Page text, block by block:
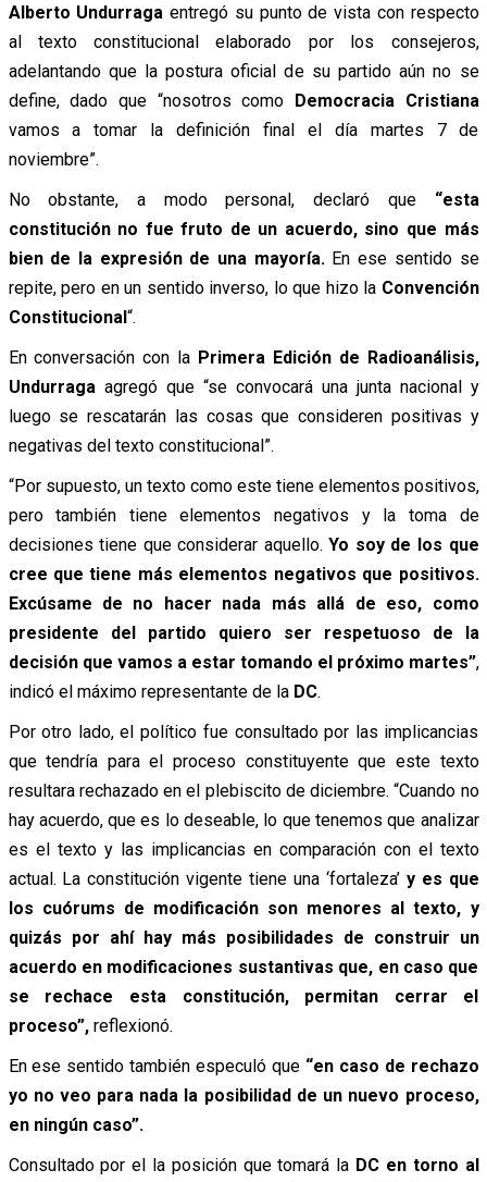
Alberto Undurraga entregó su punto de vista con respecto
al texto constitucional elaborado por los consejeros,
adelantando que la postura oficial de su partido aún no se
define, dado que “nosotros como Democracia Cristiana
vamos a tomar la definición final el día martes 7 de
noviembre”.
No obstante, a modo personal, declaró que “esta
constitución no fue fruto de un acuerdo, sino que más
bien de la expresión de una mayoría. En ese sentido se
repite, pero en un sentido inverso, lo que hizo la Convención
Constitucional“.
En conversación con la Primera Edición de Radioanálisis,
Undurraga agregó que “se convocará una junta nacional y
luego se rescatarán las cosas que consideren positivas y
negativas del texto constitucional”.
“Por supuesto, un texto como este tiene elementos positivos,
pero también tiene elementos negativos y la toma de
decisiones tiene que considerar aquello.Yo soy de los que
cree que tiene más elementos negativos que positivos.
Excúsame de no hacer nada más allá de eso, como
presidente del partido quiero ser respetuoso de la
decisión que vamos a estar tomando el próximo martes”,
indicó el máximo representante de la DC.
Por otro lado, el político fue consultado por las implicancias
que tendría para el proceso constituyente que este texto
resultara rechazado en el plebiscito de diciembre. “Cuando no
hay acuerdo, que es lo deseable, lo que tenemos que analizar
es el texto y las implicancias en comparación con el texto
actual. La constitución vigente tiene una ‘fortaleza’ y es que
los cuórums de modificación son menores al texto, y
quizás por ahí hay más posibilidades de construir un
acuerdo en modificaciones sustantivas que, en caso que
se rechace esta constitución, permitan cerrar el
proceso”,reflexionó.
En ese sentido también especuló que “en caso de rechazo
yo no veo para nada la posibilidad de un nuevo proceso,
en ningún caso”.
Consultado por el la posición que tomará la DC en torno al